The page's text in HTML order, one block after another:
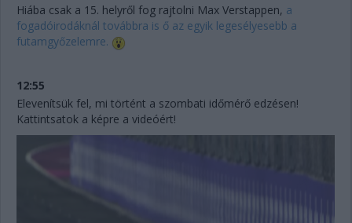
Hiába csak a 15. helyről fog rajtolni Max Verstappen, a
fogadóirodáknál továbbra is ő az egyik legesélyesebb a
futamgyőzelemre.
12:55
Elevenítsük fel, mi történt a szombati időmérő edzésen!
Kattintsatok a képre a videóért!